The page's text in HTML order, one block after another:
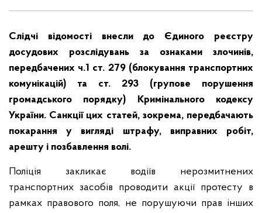
Слідчі відомості внесли до Єдиного реєстру
досудових розслідувань за ознаками злочинів,
передбачених ч.1 ст. 279 (блокування транспортних
комунікацій) та ст. 293 (групове порушення
громадського порядку) Кримінального кодексу
України. Санкції цих статей, зокрема, передбачають
покарання у вигляді штрафу, виправних робіт,
арешту і позбавлення волі.
Поліція закликає водіїв нерозмитнених
транспортних засобів проводити акції протесту в
рамках правового поля, не порушуючи прав інших